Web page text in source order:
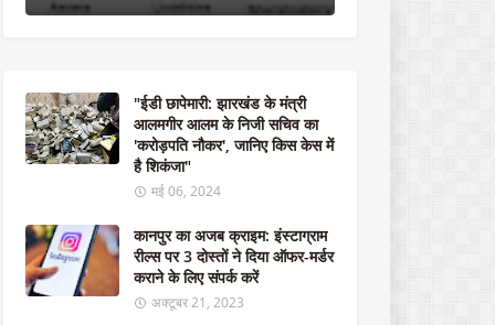
नि
व
का
'
क
प
ति
नौ
क
"ईडी छापेमारी: झारखंड के मंत्री
आलमगीर आलम के निजी सचिव का
'करोड़पति नौकर', जानिए किस केस में
है शिकंजा"
मई 06, 2024
कानपुर का अजब क्राइम: इंस्टाग्राम
रील्स पर 3 दोस्तों ने दिया ऑफर-मर्डर
कराने के लिए संपर्क करें
अक्टूबर 21, 2023